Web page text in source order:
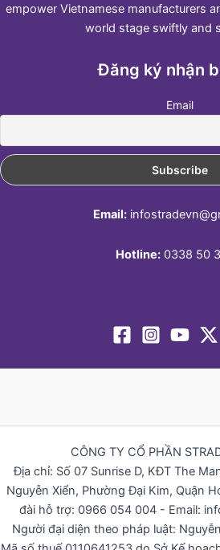
empower Vietnamese manufacturers
world stage swiftly and
Đăng ký nhận
Email
Email:
Hotline:0338 50
CÔNG TY CỔ PHẦN
Địa chỉ: Số 07 Sunrise D, KĐT The
Nguyễn Xiển, Phường Đại Kim, Quận
đài hỗ trợ: 0966 054 004 - Email:
Người đại diện theo pháp luật: